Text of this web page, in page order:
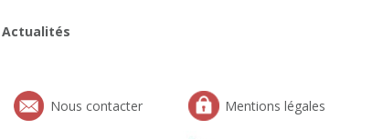
Actualités
Nous contacter Mentions légales